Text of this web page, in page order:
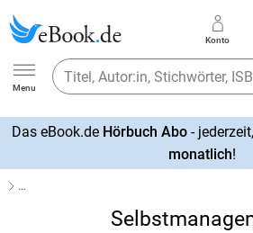
Ebook.de
Menu
Konto
Das eBook.de Hörbuch Abo-
monatlich!
…